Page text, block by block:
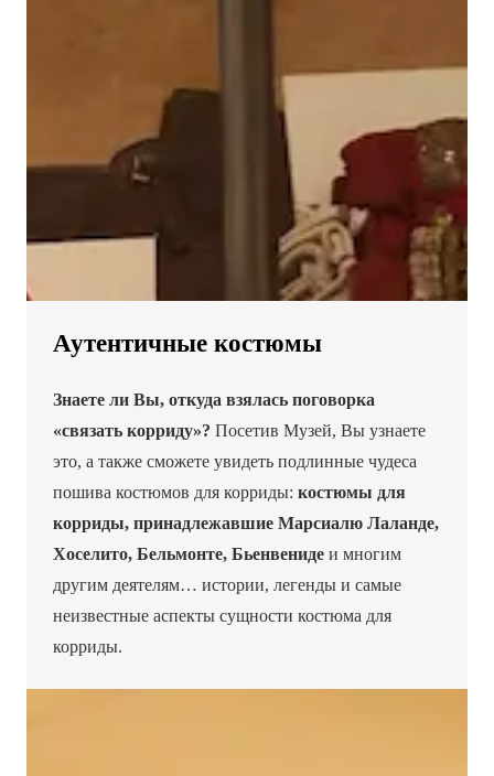
Аутентичные костюмы
Знаете ли Вы, откуда взялась поговорка
«связать корриду»? Посетив Музей, Вы узнаете
это, а также сможете увидеть подлинные чудеса
пошива костюмов для корриды: костюмы для
корриды, принадлежавшие Марсиалю Лаланде,
Хоселито, Бельмонте, Бьенвениде и многим
другим деятелям… истории, легенды и самые
неизвестные аспекты сущности костюма для
корриды.